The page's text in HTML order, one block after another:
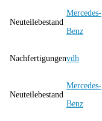
Neuteilebestand
Mercedes-
Benz
Nachfertigungenvdh
Neuteilebestand
Mercedes-
Benz